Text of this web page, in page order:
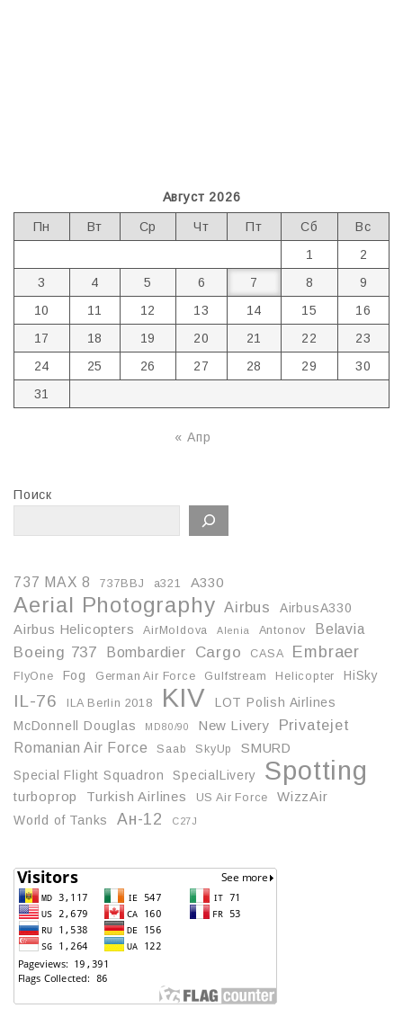
Август 2026
Пн Вт Ср Чт Пт Сб
Вс
1
2
3
4 5 6 7 8
9
10
11 12 13 14 15
16
17
18 19 20 21 22
23
24
25 26 27 28 29
30
31
« Апр
Поиск
737 MAX 8 737BBJ a321 A330
Aerial Photography Airbus
AirbusA330
Airbus Helicopters
AirMoldova Alenia Antonov Belavia
Boeing 737 Bombardier Cargo CASA Embraer
FlyOne Fog German Air Force Gulfstream Helicopter HiSky
IL-76 ILA Berlin 2018 KIV
LOT Polish Airlines
McDonnell Douglas
MD80/90 New Livery Privatejet
Romanian Air Force Saab SkyUp
SMURD
Special Flight Squadron
SpecialLivery Spotting
turboprop Turkish Airlines US Air Force
WizzAir
World of Tanks
Ан-12 С27J